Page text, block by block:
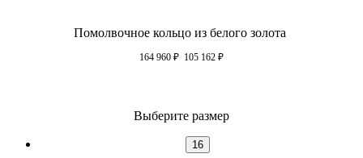
Помолвочное кольцо из белого золота
164 960 ₽ 105 162 ₽
Выберите размер
16